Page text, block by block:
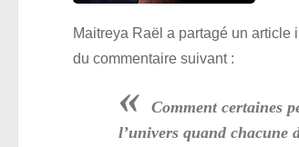
Maitreya Raël a partagé un
du commentaire suivant :
«
Comment certaines
l’univers quand chacune